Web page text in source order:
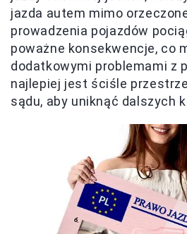
jazda autem mimo
prowadzenia pojazdów
poważne konsekwencje, co
dodatkowymi problemami z
najlepiej jest ściśle
sądu, aby uniknąć dalszych